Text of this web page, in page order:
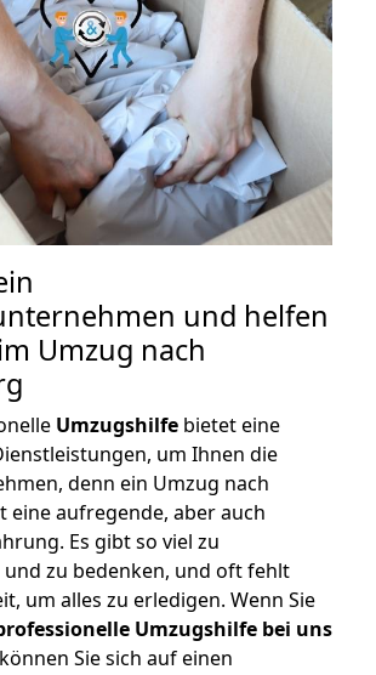
und helfen
Umzug nach
Umzugshilfe bietet eine
um Ihnen die
denn ein Umzug nach
eine aufregende, aber auch
Es gibt so viel zu
und zu bedenken, und oft fehlt
um alles zu erledigen. Wenn Sie
Umzugshilfe bei uns
Sie sich auf einen